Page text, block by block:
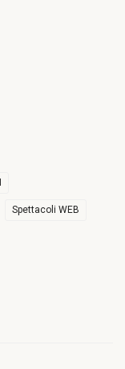
Spettacoli WEB